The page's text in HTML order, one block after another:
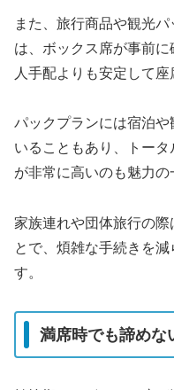
また、旅行商品や観光
は、ボックス席が事前
人手配よりも安定して
パックプランには宿泊
いることもあり、トー
が非常に高いのも魅力の
家族連れや団体旅行の
とで、煩雑な手続きを
す。
満席時でも諦めな